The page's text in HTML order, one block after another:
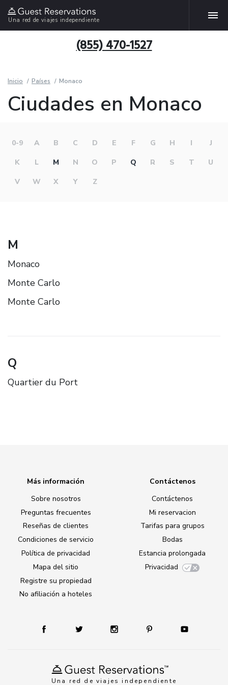
Una red de viajes independiente
(855) 470-1527
Inicio Países Monaco
Ciudades en Monaco
0-9 A B C D E F G H I
J
K
L M N O P Q R S T
U
V
W X Y Z
M
Monaco
Monte Carlo
Monte Carlo
Q
Quartier du Port
Una red de viajes independiente
Más información
Sobre nosotros
Preguntas frecuentes
Reseñas de clientes
Condiciones de servicio
Política de privacidad
Mapa del sitio
Registre su propiedad
No afiliación a hoteles
Contáctenos
Contáctenos
Mi reservacion
Tarifas para grupos
Bodas
Estancia prolongada
Privacidad